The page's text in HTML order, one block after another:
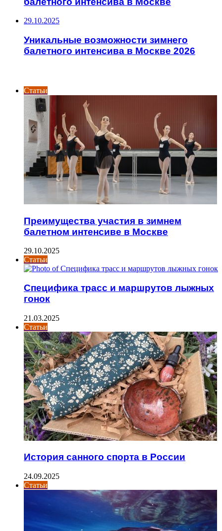
29.10.2025
Уникальные возможности зимнего
балетного интенсива в Москве 2026
Статьи
Преимущества участия в зимнем
балетном интенсиве в Москве
29.10.2025
Статьи
Специфика трасс и маршрутов лыжных
гонок
21.03.2025
Статьи
История санного спорта в России
24.09.2025
Статьи